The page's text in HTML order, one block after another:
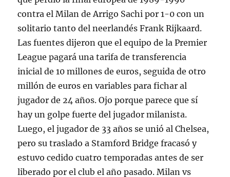
contra el Milan de Arrigo Sachi por 1-0 con un
solitario tanto del neerlandés Frank Rijkaard.
Las fuentes dijeron que el equipo de la Premier
League pagará una tarifa de transferencia
inicial de 10 millones de euros, seguida de otro
millón de euros en variables para fichar al
jugador de 24 años. Ojo porque parece que sí
hay un golpe fuerte del jugador milanista.
Luego, el jugador de 33 años se unió al Chelsea,
pero su traslado a Stamford Bridge fracasó y
estuvo cedido cuatro temporadas antes de ser
liberado por el club el año pasado. Milan vs